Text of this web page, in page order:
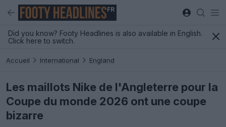
FR
Did you know? Footy Headlines is also available in English.
Click here to switch.
Accueil International England
Les maillots Nike de l'Angleterre pour la
Coupe du monde 2026 ont une coupe
bizarre